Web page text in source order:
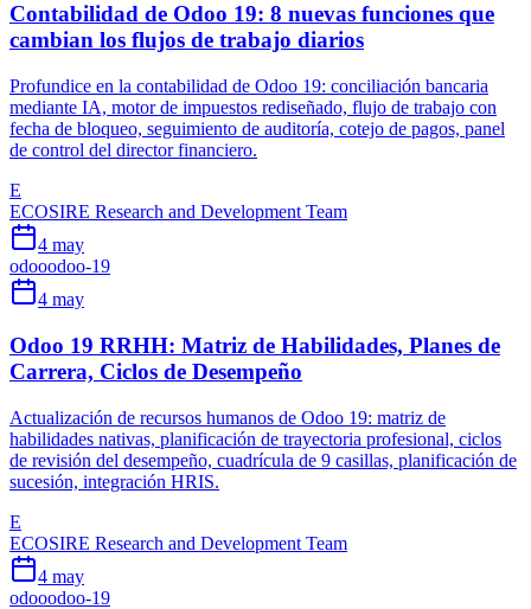
Contabilidad de Odoo 19: 8 nuevas funciones que
cambian los flujos de trabajo diarios
Profundice en la contabilidad de Odoo 19: conciliación bancaria
mediante IA, motor de impuestos rediseñado, flujo de trabajo con
fecha de bloqueo, seguimiento de auditoría, cotejo de pagos, panel
de control del director financiero.
E
ECOSIRE Research and Development Team
4 may
odooodoo-19
4 may
Odoo 19 RRHH: Matriz de Habilidades, Planes de
Carrera, Ciclos de Desempeño
Actualización de recursos humanos de Odoo 19: matriz de
habilidades nativas, planificación de trayectoria profesional, ciclos
de revisión del desempeño, cuadrícula de 9 casillas, planificación de
sucesión, integración HRIS.
E
ECOSIRE Research and Development Team
4 may
odooodoo-19